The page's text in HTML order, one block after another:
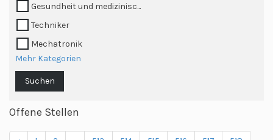
Gesundheit und medizinisc...
Techniker
Mechatronik
Mehr Kategorien
Suchen
Offene Stellen